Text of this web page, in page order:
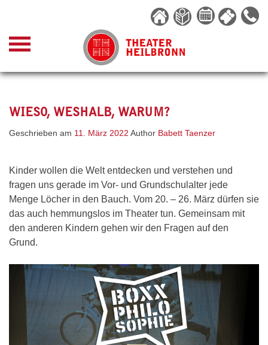
content
WIESO, WESHALB, WARUM?
Geschrieben am 11. März 2022 Author Babett Taenzer
Kinder wollen die Welt entdecken und verstehen und
fragen uns gerade im Vor- und Grundschulalter jede
Menge Löcher in den Bauch. Vom 20. – 26. März dürfen sie
das auch hemmungslos im Theater tun. Gemeinsam mit
den anderen Kindern gehen wir den Fragen auf den
Grund.